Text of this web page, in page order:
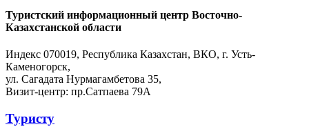
Туристский информационный центр Восточно-
Казахстанской области
Индекс 070019, Республика Казахстан, ВКО, г. Усть-
Каменогорск,
ул. Сагадата Нурмагамбетова 35,
Визит-центр: пр.Сатпаева 79А
Туристу